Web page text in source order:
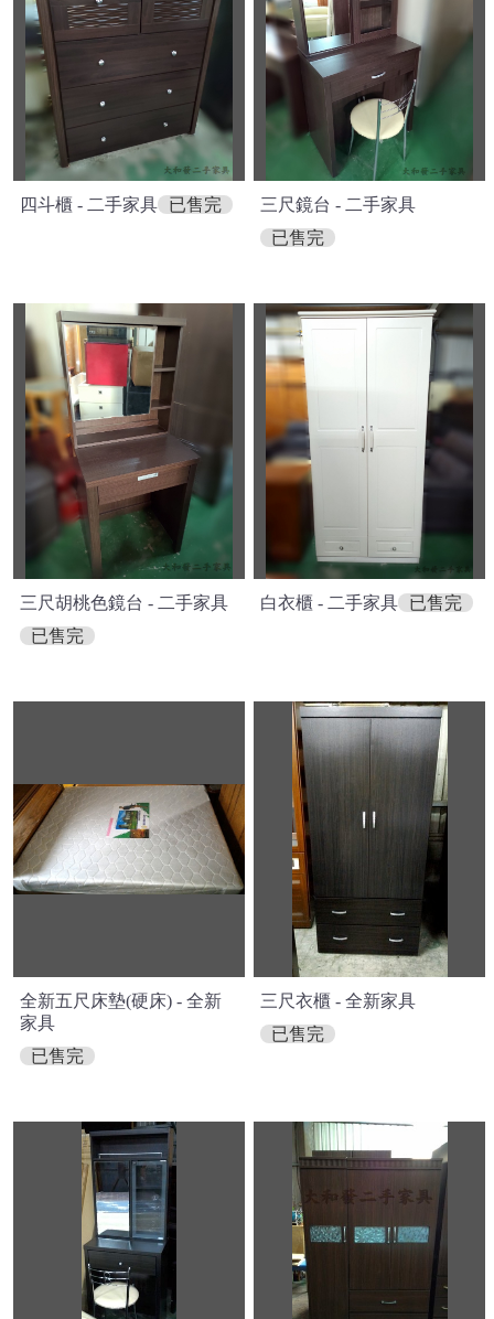
四斗櫃 - 二手家具 已售完
三尺鏡台 - 二手家具
已售完
三尺胡桃色鏡台 - 二手家具
已售完
白衣櫃 - 二手家具 已售完
全新五尺床墊(硬床) - 全新
家具
已售完
三尺衣櫃 - 全新家具
已售完